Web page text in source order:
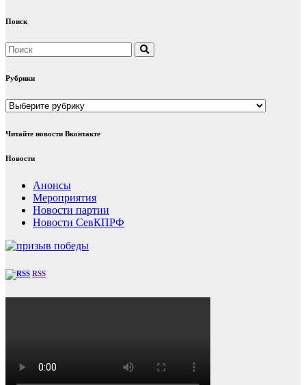
Поиск
Рубрики
Рубрики
Читайте новости Вконтакте
Новости
Анонсы
Мероприятия
Новости партии
Новости СевКПРФ
RSS